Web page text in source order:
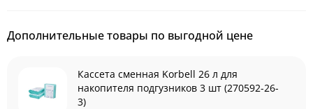
Дополнительные товары по выгодной цене
Кассета сменная Korbell 26 л для
накопителя подгузников 3 шт (270592-26-
3)